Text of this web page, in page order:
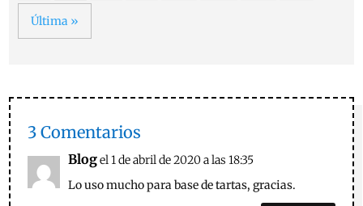
Última »
3 Comentarios
Blogel 1 de abril de 2020 a las 18:35
Lo uso mucho para base de tartas, gracias.